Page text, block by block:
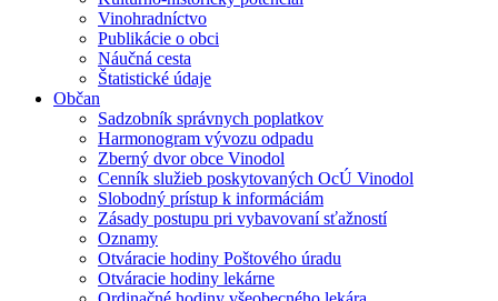
Vinohradníctvo
Publikácie o obci
Náučná cesta
Štatistické údaje
Občan
Sadzobník správnych poplatkov
Harmonogram vývozu odpadu
Zberný dvor obce Vinodol
Cenník služieb poskytovaných OcÚ Vinodol
Slobodný prístup k informáciám
Zásady postupu pri vybavovaní sťažností
Oznamy
Otváracie hodiny Poštového úradu
Otváracie hodiny lekárne